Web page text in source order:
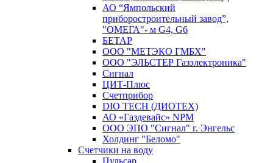
АО “Ямпольский
приборостроительный завод”,
"ОМЕГА"- м G4, G6
БЕТАР
ООО "МЕТЭКО ГМБХ"
ООО "ЭЛЬСТЕР Газэлектроника"
Сигнал
ЦИТ-Плюс
Счетприбор
DIO TECH (ДИОТЕХ)
АО «Газдевайс» NPM
ООО ЭПО "Сигнал" г. Энгельс
Холдинг "Беломо"
Счетчики на воду
Пульсар